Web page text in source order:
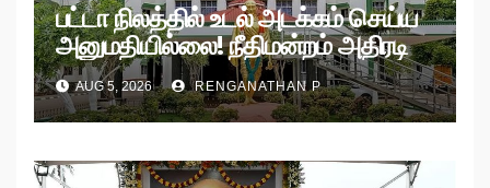
பட்டா நிலத்தில் உடல் அடக்கம் செய்ய
அனுமதியில்லை! நீதிமன்றம் அதிரடி
உத்தரவு!
AUG 5, 2026 RENGANATHAN P